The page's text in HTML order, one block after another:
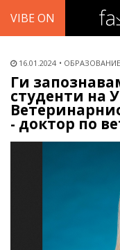
VIBE ON
16.01.2024 ОБРАЗОВАНИЕ
Ги
студенти на
- доктор по